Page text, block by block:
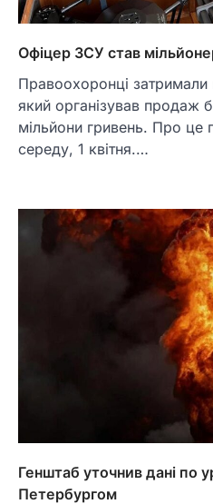
Офіцер ЗСУ став
Правоохоронці затримали
який організував продаж
мільйони гривень. Про це
середу, 1 квітня.…
Генштаб уточнив дані по
Петербургом